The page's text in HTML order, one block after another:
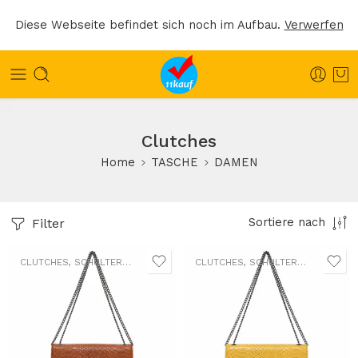
Diese Webseite befindet sich noch im Aufbau. Verwerfen
Clutches
Home TASCHE DAMEN
Filter Sortiere nach
CLUTCHES, SCHULTERTASCHEN , UMHÄNGETASCHEN
CLUTCHES, SCHULTERTASCHEN ,